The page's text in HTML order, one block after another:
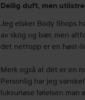
3
av
5
Deilig duft, men
Jeg elsker Body Shops
av skog og bær, men
det nettopp er en høst-
Merk også at det er en
Personlig har jeg
luksuriøse følelsen man